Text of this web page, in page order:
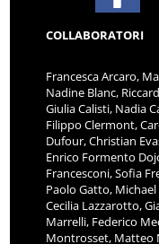
COLLABORATORI
Francesca Arcaro,
Nadine Blanc,
Giulia Calisti, Nadia
Filippo Clermont,
Dufour, Christian
Enrico Formento
Francesconi, Sofia
Paolo Gatto,
Cecilia Lazzarotto,
Marrelli, Federico
Montrosset, Matteo